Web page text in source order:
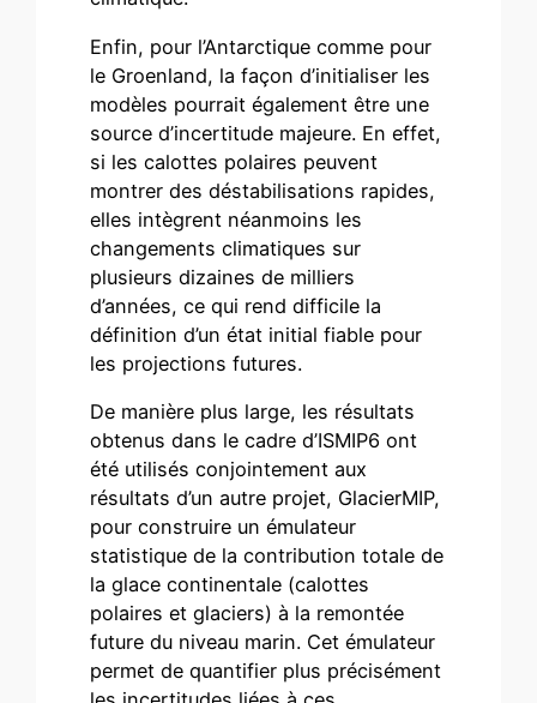
Enfin, pour l’Antarctique comme pour
le Groenland, la façon d’initialiser les
modèles pourrait également être une
source d’incertitude majeure. En effet,
si les calottes polaires peuvent
montrer des déstabilisations rapides,
elles intègrent néanmoins les
changements climatiques sur
plusieurs dizaines de milliers
d’années, ce qui rend difficile la
définition d’un état initial fiable pour
les projections futures.
De manière plus large, les résultats
obtenus dans le cadre d’ISMIP6 ont
été utilisés conjointement aux
résultats d’un autre projet, GlacierMIP,
pour construire un émulateur
statistique de la contribution totale de
la glace continentale (calottes
polaires et glaciers) à la remontée
future du niveau marin. Cet émulateur
permet de quantifier plus précisément